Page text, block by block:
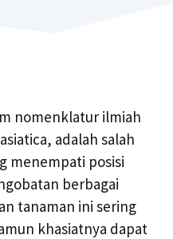
nomenklatur ilmiah
adalah salah
menempati posisi
berbagai
tanaman ini sering
khasiatnya dapat